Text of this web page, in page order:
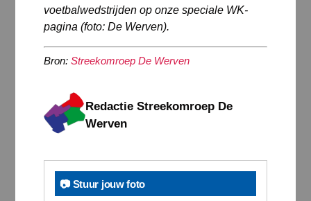
voetbalwedstrijden op onze speciale WK-
pagina (foto: De Werven).
Bron: Streekomroep De Werven
Redactie Streekomroep De
Werven
📷 Stuur jouw foto